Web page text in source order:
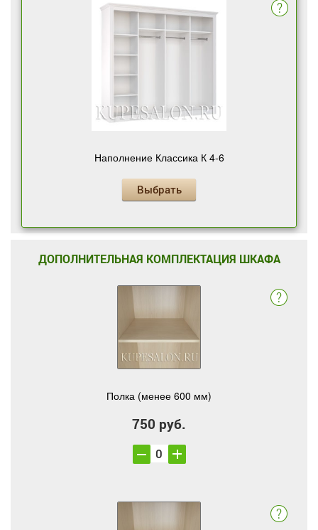
Наполнение Классика К 4-6
Выбрать
ДОПОЛНИТЕЛЬНАЯ КОМПЛЕКТАЦИЯ ШКАФА
Полка (менее 600 мм)
750 руб.